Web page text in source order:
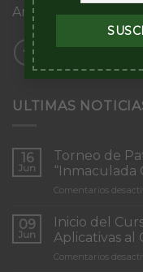
Argentino
ULTIMAS
16
Jun
Torneo de
“Inmaculada
Comentarios
09
Jun
Inicio del
Aplicativas al
Comentarios